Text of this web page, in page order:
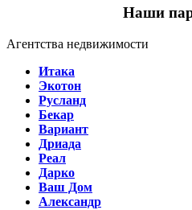
Наши
Агентства недвижимости
Итака
Экотон
Русланд
Бекар
Вариант
Дриада
Реал
Дарко
Ваш Дом
Александр